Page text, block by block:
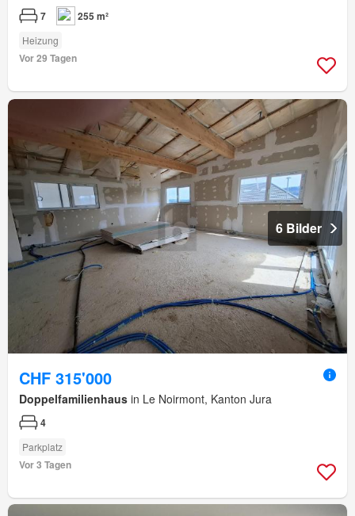
7 255 m²
Heizung
Vor 29 Tagen
6 Bilder
CHF 315'000
Doppelfamilienhaus in Le Noirmont, Kanton Jura
4
Parkplatz
Vor 3 Tagen